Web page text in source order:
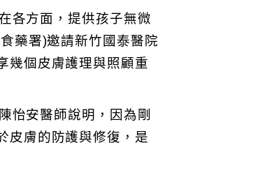
各方面，提供孩子無微
藥署)邀請新竹國泰醫院
幾個皮膚護理與照顧重
怡安醫師說明，因為剛
皮膚的防護與修復，是